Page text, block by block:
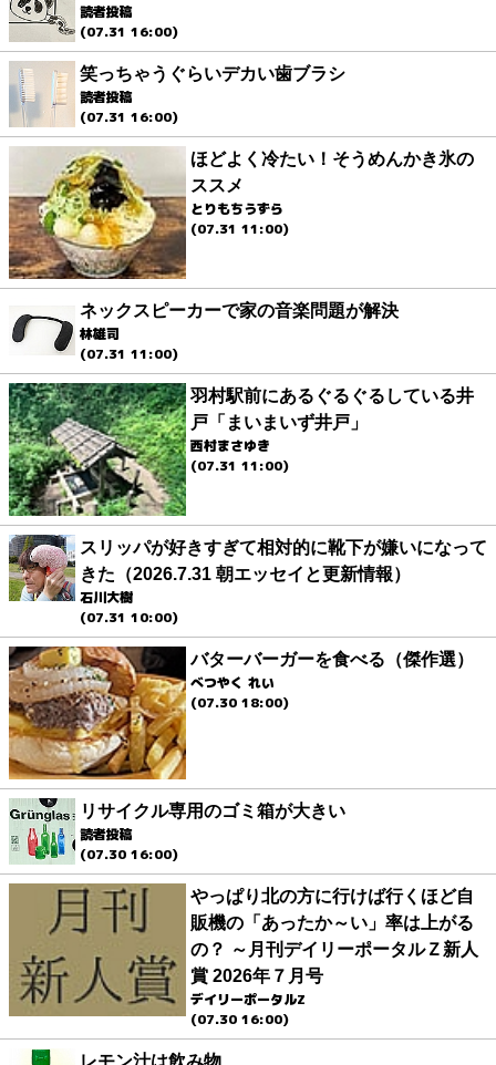
読者投稿
(07.31 16:00)
笑っちゃうぐらいデカい歯ブラシ
読者投稿
(07.31 16:00)
ほどよく冷たい！そうめんかき氷の
ススメ
とりもちうずら
(07.31 11:00)
ネックスピーカーで家の音楽問題が解決
林雄司
(07.31 11:00)
羽村駅前にあるぐるぐるしている井
戸「まいまいず井戸」
西村まさゆき
(07.31 11:00)
スリッパが好きすぎて相対的に靴下が嫌いになって
きた（2026.7.31 朝エッセイと更新情報）
石川大樹
(07.31 10:00)
バターバーガーを食べる（傑作選）
べつやく れい
(07.30 18:00)
リサイクル専用のゴミ箱が大きい
読者投稿
(07.30 16:00)
やっぱり北の方に行けば行くほど自
販機の「あったか～い」率は上がる
の？ ～月刊デイリーポータルＺ新人
賞 2026年７月号
デイリーポータルZ
(07.30 16:00)